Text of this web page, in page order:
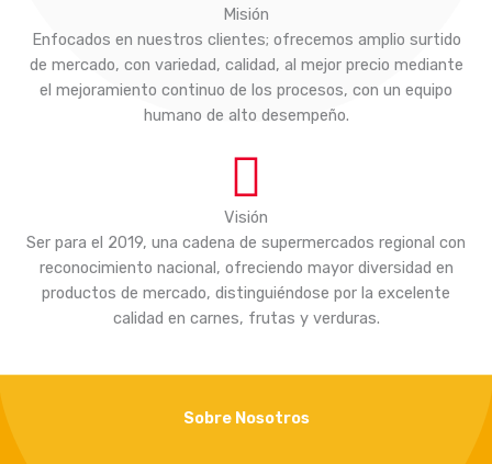
Misión
Enfocados en nuestros clientes; ofrecemos amplio surtido
de mercado, con variedad, calidad, al mejor precio mediante
el mejoramiento continuo de los procesos, con un equipo
humano de alto desempeño.
Visión
Ser para el 2019, una cadena de supermercados regional con
reconocimiento nacional, ofreciendo mayor diversidad en
productos de mercado, distinguiéndose por la excelente
calidad en carnes, frutas y verduras.
Sobre Nosotros